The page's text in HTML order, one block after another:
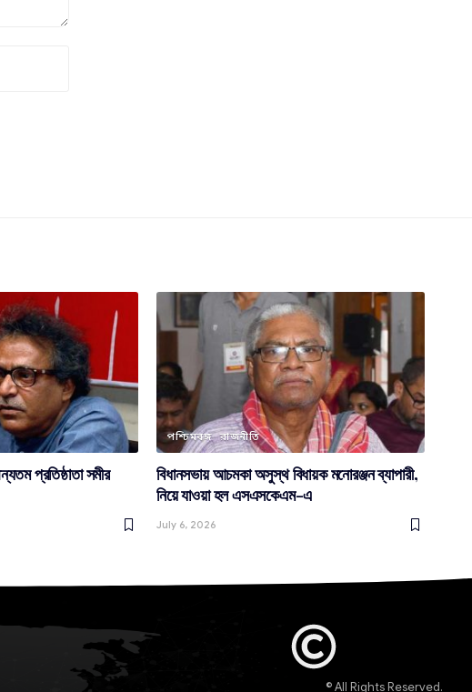
প্রতিষ্ঠাতা সমীর
পশ্চিমবঙ্গ রাজনীতি
বিধানসভায় আচমকা অসুস্থ বিধায়ক মনোরঞ্জন ব্যাপারী,
নিয়ে যাওয়া হল এসএসকেএম-এ
July 6, 2026
© All Rights Reserved.